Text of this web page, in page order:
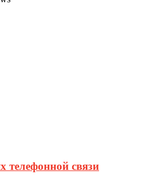
телефонной связи